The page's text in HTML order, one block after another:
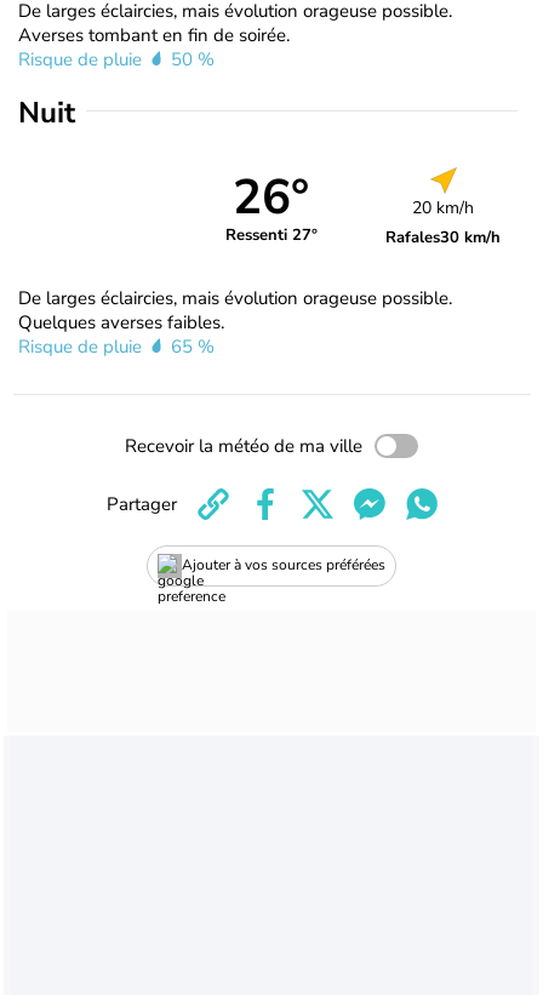
De larges éclaircies, mais évolution orageuse possible.
Averses tombant en fin de soirée.
Risque de pluie
50 %
Nuit
26°
Ressenti 27°
20 km/h
Rafales30 km/h
De larges éclaircies, mais évolution orageuse possible.
Quelques averses faibles.
Risque de pluie
65 %
Recevoir la météo de ma ville
Ajouter à vos sources préférées
Partager